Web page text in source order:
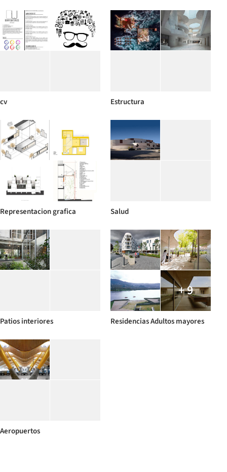
cv Estructura
Representacion grafica Salud
Patios interiores
+ 9
Residencias Adultos mayores
Aeropuertos